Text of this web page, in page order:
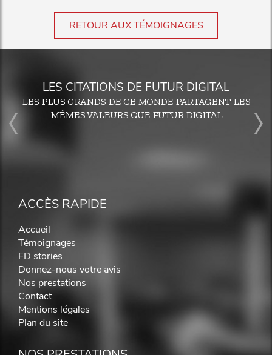
RETOUR AUX TÉMOIGNAGES
LES CITATIONS DE FUTUR DIGITAL
LES PLUS GRANDS DE CE MONDE PARTAGENT LES
MÊMES VALEURS QUE FUTUR DIGITAL
ACCÈS RAPIDE
Accueil
Témoignages
FD stories
Donnez-nous votre avis
Nos prestations
Contact
Mentions légales
Plan du site